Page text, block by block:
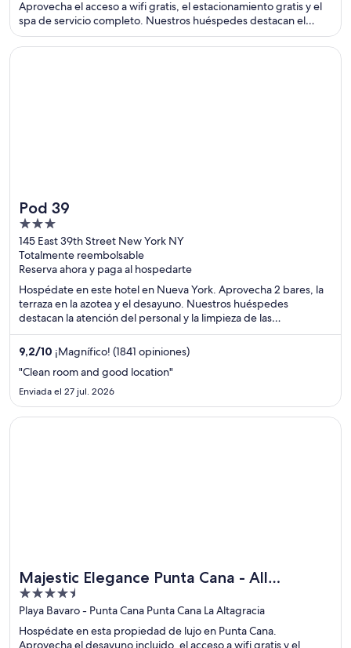
Aprovecha el acceso a wifi gratis, el estacionamiento gratis y el
spa de servicio completo. Nuestros huéspedes destacan el
desayuno y la piscina en sus opiniones. Estarás muy cerca de
atracciones como Tampa y Salvador Dali Museum.
Pod 39
3
out
of
5
145 East 39th Street New York NY
Totalmente reembolsable
Reserva ahora y paga al hospedarte
Hospédate en este hotel en Nueva York. Aprovecha 2 bares, la
terraza en la azotea y el desayuno. Nuestros huéspedes
destacan la atención del personal y la limpieza de las
habitaciones en sus opiniones. Estarás muy cerca de atracciones
como Estación Grand Central Terminal y Bryant Park (parque
recreativo).
9,2/10 ¡Magnífico! (1841 opiniones)
"Clean room and good location"
Enviada el 27 jul. 2026
Se abre en una nueva ventana
Pod 39
Majestic Elegance Punta Cana - All
Inclusive
4.5
out
of
5
Playa Bavaro - Punta Cana Punta Cana La Altagracia
Hospédate en esta propiedad de lujo en Punta Cana.
Aprovecha el desayuno incluido, el acceso a wifi gratis y el
Se abre en una nueva ventana
Majestic Elegance Punta Cana - All Inclusive